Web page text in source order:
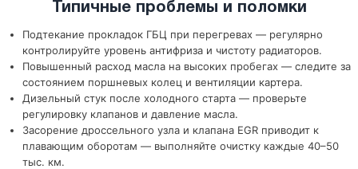
Типичные проблемы и поломки
Подтекание прокладок ГБЦ при перегревах — регулярно
контролируйте уровень антифриза и чистоту радиаторов.
Повышенный расход масла на высоких пробегах — следите за
состоянием поршневых колец и вентиляции картера.
Дизельный стук после холодного старта — проверьте
регулировку клапанов и давление масла.
Засорение дроссельного узла и клапана EGR приводит к
плавающим оборотам — выполняйте очистку каждые 40–50
тыс. км.